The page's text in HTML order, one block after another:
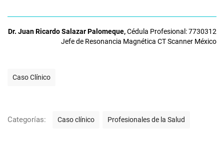
Dr. Juan Ricardo Salazar Palomeque,Cédula Profesional: 7730312
Jefe de Resonancia Magnética CT Scanner México
e
Caso Clínico
Categorías: Caso clínico Profesionales de la Salud